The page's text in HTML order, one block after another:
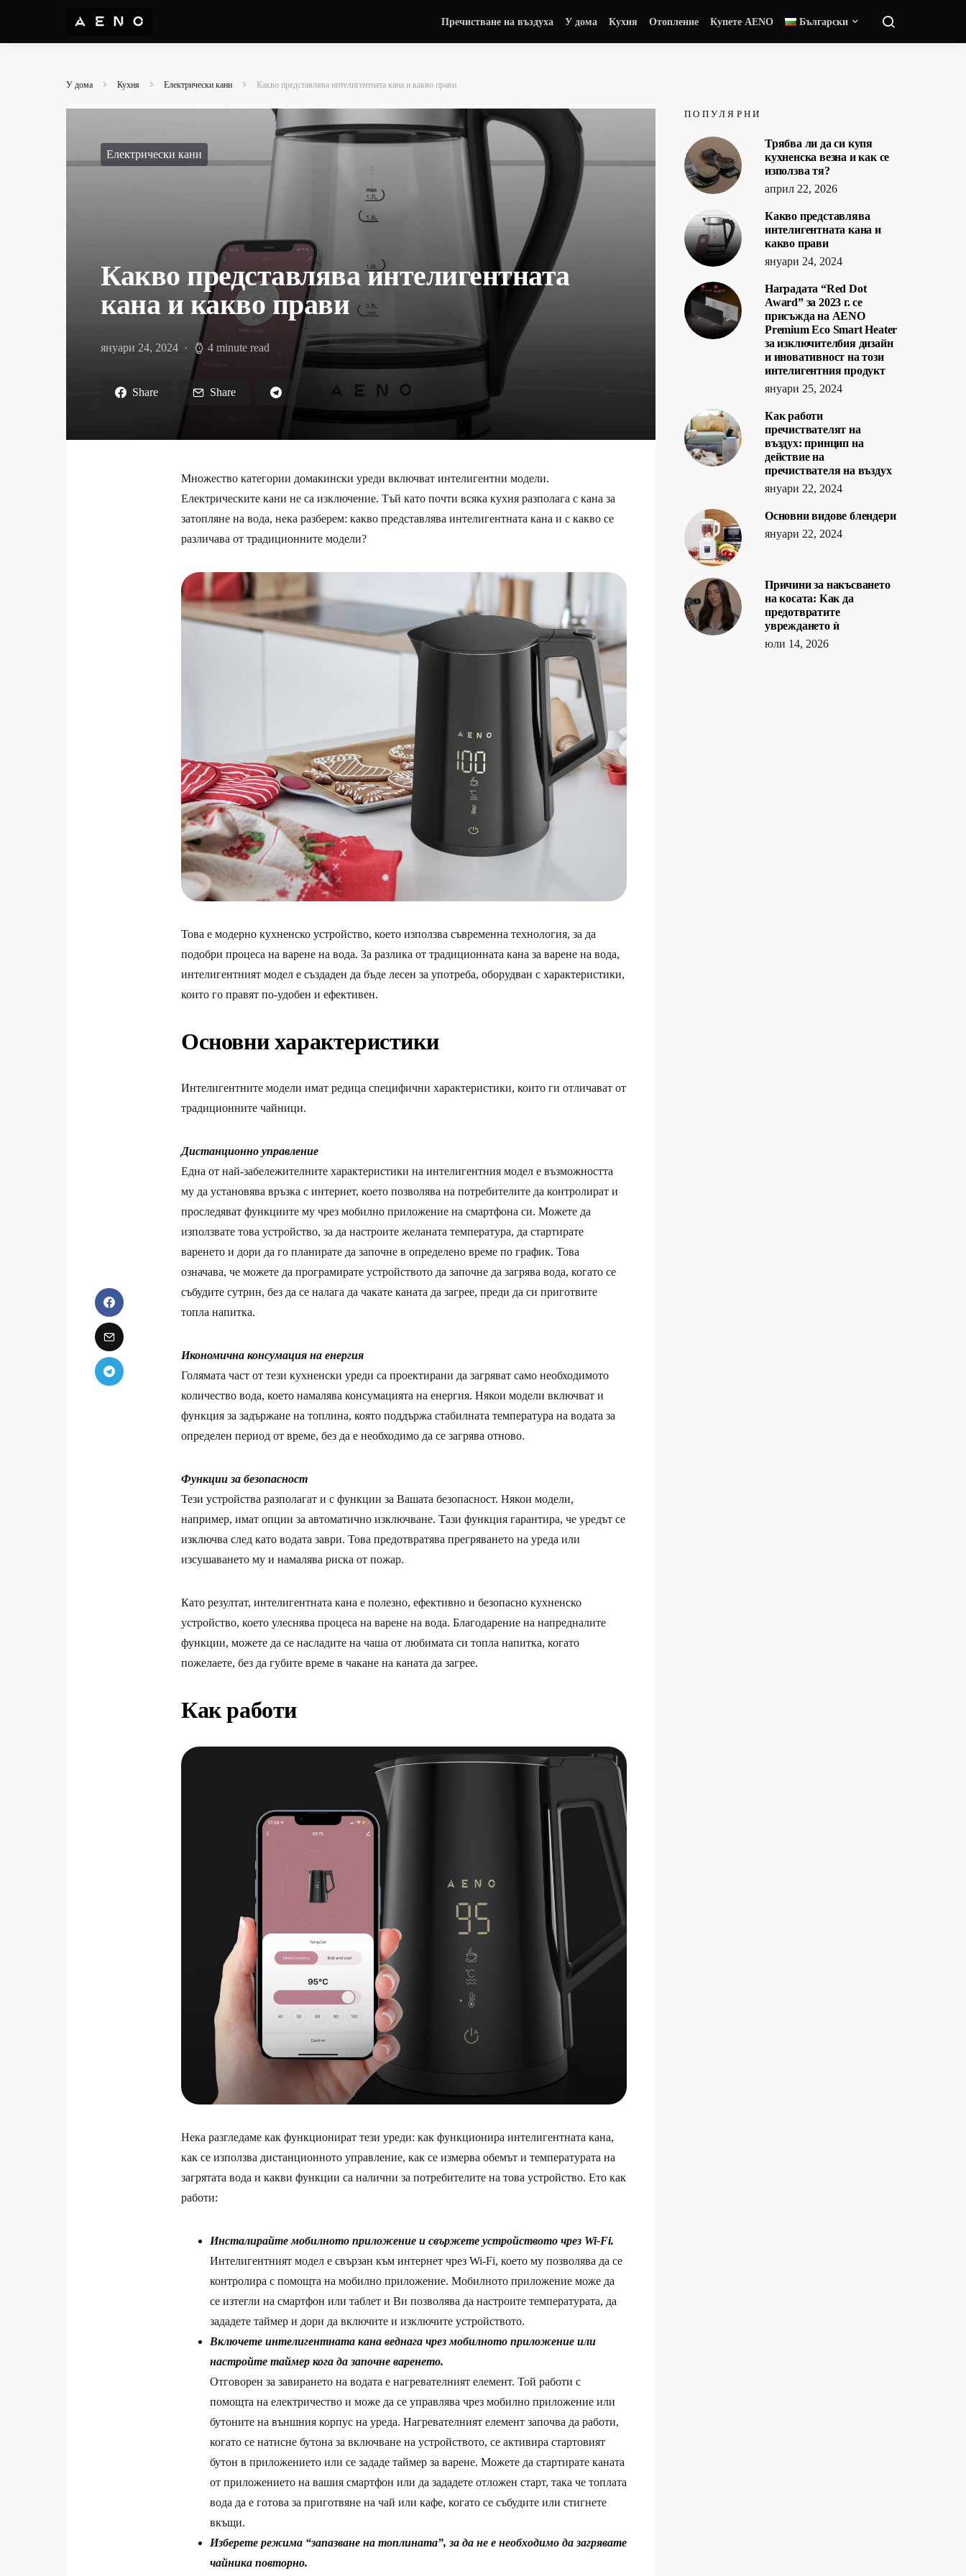
Пречистване на въздуха У дома Кухня Отопление Купете AENO Български
У дома Кухня Електрически кани Какво представлява интелигентната кана и какво прави
Електрически кани
Какво представлява интелигентната
кана и какво прави
януари 24, 2024 4 minute read
Share Share
Множество категории домакински уреди включват интелигентни модели.
Електрическите кани не са изключение. Тъй като почти всяка кухня разполага с кана за
затопляне на вода, нека разберем: какво представлява интелигентната кана и с какво се
различава от традиционните модели?
Това е модерно кухненско устройство, което използва съвременна технология, за да
подобри процеса на варене на вода. За разлика от традиционната кана за варене на вода,
интелигентният модел е създаден да бъде лесен за употреба, оборудван с характеристики,
които го правят по-удобен и ефективен.
Основни характеристики
Интелигентните модели имат редица специфични характеристики, които ги отличават от
традиционните чайници.
Дистанционно управление
Една от най-забележителните характеристики на интелигентния модел е възможността
му да установява връзка с интернет, което позволява на потребителите да контролират и
проследяват функциите му чрез мобилно приложение на смартфона си. Можете да
използвате това устройство, за да настроите желаната температура, да стартирате
варенето и дори да го планирате да започне в определено време по график. Това
означава, че можете да програмирате устройството да започне да загрява вода, когато се
събудите сутрин, без да се налага да чакате каната да загрее, преди да си приготвите
топла напитка.
Икономична консумация на енергия
Голямата част от тези кухненски уреди са проектирани да загряват само необходимото
количество вода, което намалява консумацията на енергия. Някои модели включват и
функция за задържане на топлина, която поддържа стабилната температура на водата за
определен период от време, без да е необходимо да се загрява отново.
Функции за безопасност
Тези устройства разполагат и с функции за Вашата безопасност. Някои модели,
например, имат опции за автоматично изключване. Тази функция гарантира, че уредът се
изключва след като водата заври. Това предотвратява прегряването на уреда или
изсушаването му и намалява риска от пожар.
Като резултат, интелигентната кана е полезно, ефективно и безопасно кухненско
устройство, което улеснява процеса на варене на вода. Благодарение на напредналите
функции, можете да се насладите на чаша от любимата си топла напитка, когато
пожелаете, без да губите време в чакане на каната да загрее.
Как работи
Нека разгледаме как функционират тези уреди: как функционира интелигентната кана,
как се използва дистанционното управление, как се измерва обемът и температурата на
загрятата вода и какви функции са налични за потребителите на това устройство. Ето как
работи:
Инсталирайте мобилното приложение и свържете устройството чрез Wi-Fi.
Интелигентният модел е свързан към интернет чрез Wi-Fi, което му позволява да се
контролира с помощта на мобилно приложение. Мобилното приложение може да
се изтегли на смартфон или таблет и Ви позволява да настроите температурата, да
зададете таймер и дори да включите и изключите устройството.
Включете интелигентната кана веднага чрез мобилното приложение или
настройте таймер кога да започне варенето.
Отговорен за завирането на водата е нагревателният елемент. Той работи с
помощта на електричество и може да се управлява чрез мобилно приложение или
бутоните на външния корпус на уреда. Нагревателният елемент започва да работи,
когато се натисне бутона за включване на устройството, се активира стартовият
бутон в приложението или се зададе таймер за варене. Можете да стартирате каната
от приложението на вашия смартфон или да зададете отложен старт, така че топлата
вода да е готова за приготвяне на чай или кафе, когато се събудите или стигнете
вкъщи.
Изберете режима “запазване на топлината”, за да не е необходимо да загрявате
чайника повторно.
ПОПУЛЯРНИ
Трябва ли да си купя
кухненска везна и как се
използва тя?
април 22, 2026
Какво представлява
интелигентната кана и
какво прави
януари 24, 2024
Наградата “Red Dot
Award” за 2023 г. се
присъжда на AENO
Premium Eco Smart Heater
за изключителбия дизайн
и иновативност на този
интелигентния продукт
януари 25, 2024
Как работи
пречиствателят на
въздух: принцип на
действие на
пречиствателя на въздух
януари 22, 2024
Основни видове блендери
януари 22, 2024
Причини за накъсването
на косата: Как да
предотвратите
увреждането ѝ
юли 14, 2026